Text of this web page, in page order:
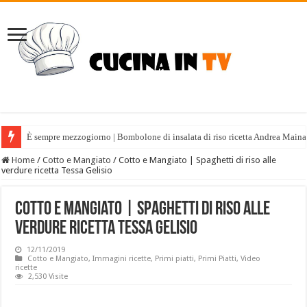
È sempre mezzogiorno | Bombolone di insalata di riso ricetta Andrea
Home / Cotto e Mangiato / Cotto e Mangiato | Spaghetti di riso alle
verdure ricetta Tessa Gelisio
Cotto e Mangiato | Spaghetti di riso alle
verdure ricetta Tessa Gelisio
12/11/2019
Cotto e Mangiato,Immagini ricette, Primi piatti, Primi Piatti,Video
ricette
2,530 Visite